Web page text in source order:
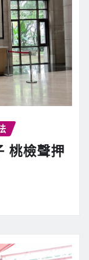
桃檢聲押